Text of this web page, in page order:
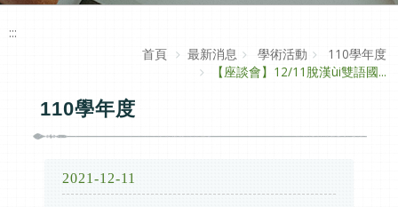
:::
首頁
最新消息 學術活動
110學年度
【座談會】12/11脫漢ùi雙語國...
110學年度
2021-12-11